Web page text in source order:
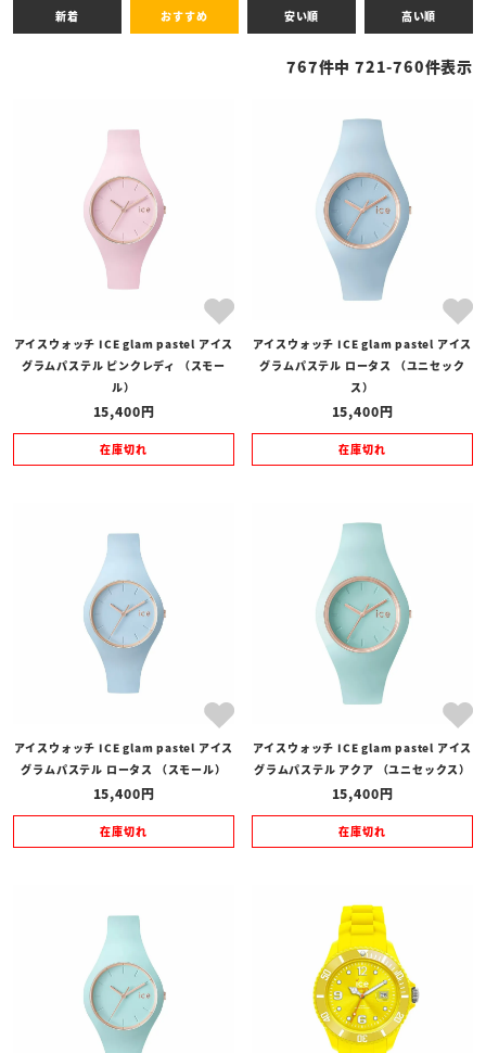
セール商品
価格
在庫あり
在庫なしを含む
新着 おすすめ 安い順 高い順
767件中 721-760件表示
アイスウォッチ ICE glam pastel アイス
グラムパステル ピンクレディ （スモー
ル）
15,400
在庫切れ
アイスウォッチ ICE glam pastel アイス
グラムパステル ロータス （ユニセック
ス）
15,400
在庫切れ
アイスウォッチ ICE glam pastel アイス
グラムパステル ロータス （スモール）
15,400
在庫切れ
アイスウォッチ ICE glam pastel アイス
グラムパステル アクア （ユニセックス）
15,400
在庫切れ